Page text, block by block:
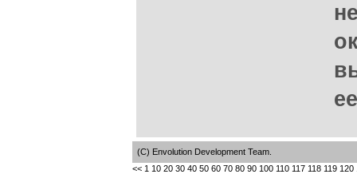
(C) Envolution Development Team.
<< 1 10 20 30 40 50 60 70 80 90 100 110 117 118 119 120